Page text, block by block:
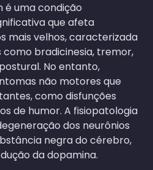
é uma condição
que afeta
mais velhos, caracterizada
bradicinesia, tremor,
No entanto,
não motores que
como disfunções
de humor. A fisiopatologia
dos neurônios
negra do cérebro,
da dopamina.